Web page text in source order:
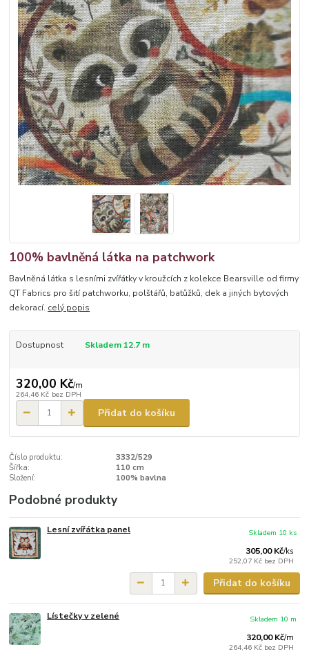
100% bavlněná látka na patchwork
Bavlněná látka s lesními zvířátky v kroužcích z kolekce Bearsville od firmy
QT Fabrics pro šití patchworku, polštářů, batůžků, dek a jiných bytových
dekorací. celý popis
Dostupnost Skladem 12.7 m
320,00 Kč/m
264,46 Kč bez DPH
Přidat do košíku
Číslo produktu:
3332/529
Šířka:
110 cm
Složení:
100% bavlna
Podobné produkty
Lesní zvířátka panel
305,00 Kč/ks
252,07 Kč bez DPH
Skladem 10 ks
Přidat do košíku
Lístečky v zelené
320,00 Kč/m
264,46 Kč bez DPH
Skladem 10 m